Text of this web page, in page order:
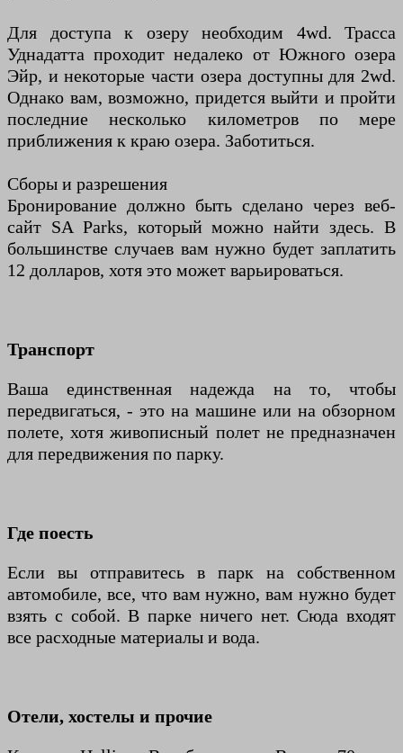
Для доступа к озеру необходим 4wd. Трасса
Уднадатта проходит недалеко от Южного озера
Эйр, и некоторые части озера доступны для 2wd.
Однако вам, возможно, придется выйти и пройти
последние несколько километров по мере
приближения к краю озера. Заботиться.
Сборы и разрешения
Бронирование должно быть сделано через веб-
сайт SA Parks, который можно найти здесь. В
большинстве случаев вам нужно будет заплатить
12 долларов, хотя это может варьироваться.
Транспорт
Ваша единственная надежда на то, чтобы
передвигаться, - это на машине или на обзорном
полете, хотя живописный полет не предназначен
для передвижения по парку.
Где поесть
Если вы отправитесь в парк на собственном
автомобиле, все, что вам нужно, вам нужно будет
взять с собой. В парке ничего нет. Сюда входят
все расходные материалы и вода.
Отели, хостелы и прочие